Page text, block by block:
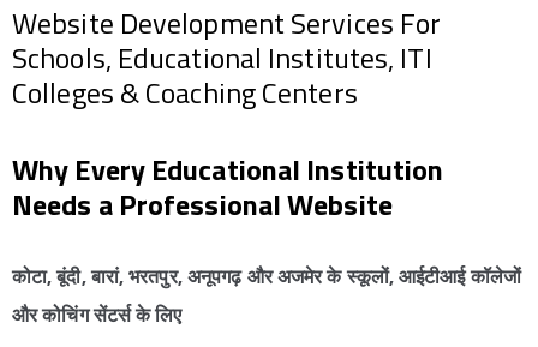
Website Development Services For
Schools, Educational Institutes, ITI
Colleges & Coaching Centers
Why Every Educational Institution
Needs a Professional Website
कोटा, बूंदी, बारां, भरतपुर, अनूपगढ़ और अजमेर के स्कूलों, आईटीआई कॉलेजों
और कोचिंग सेंटर्स के लिए